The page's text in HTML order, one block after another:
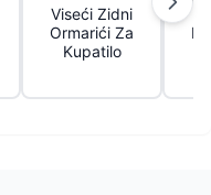
Viseći Zidni
Ormarići Za
Kupatilo